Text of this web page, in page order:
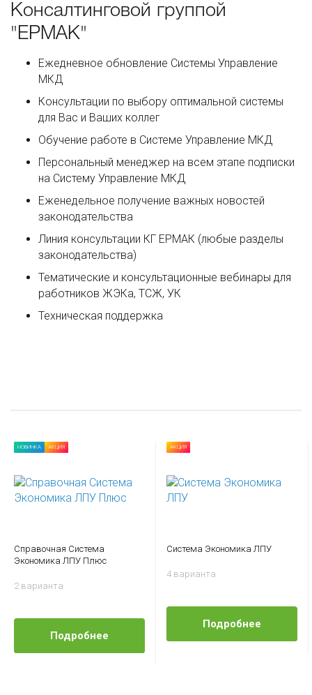
Консалтинговой группой
"ЕРМАК"
Ежедневное обновление Системы Управление
МКД
Консультации по выбору оптимальной системы
для Вас и Ваших коллег
Обучение работе в Системе Управление МКД
Персональный менеджер на всем этапе подписки
на Систему Управление МКД
Еженедельное получение важных новостей
законодательства
Линия консультации КГ ЕРМАК (любые разделы
законодательства)
Тематические и консультационные вебинары для
работников ЖЭКа, ТСЖ, УК
Техническая поддержка
НОВИНКА АКЦИЯ
Справочная Система
Экономика ЛПУ Плюс
2 варианта
Подробнее
АКЦИЯ
Система Экономика ЛПУ
4 варианта
Подробнее